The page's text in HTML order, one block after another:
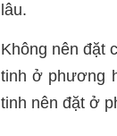
lâu.
Không nên đặt
tinh ở phương
tinh nên đặt ở